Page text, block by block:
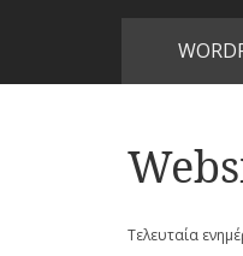
Τελευταία